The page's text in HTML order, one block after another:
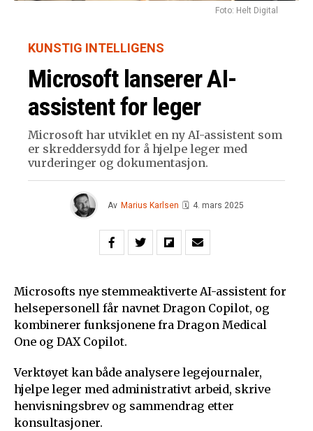
Foto: Helt Digital
KUNSTIG INTELLIGENS
Microsoft lanserer AI-
assistent for leger
Microsoft har utviklet en ny AI-assistent som
er skreddersydd for å hjelpe leger med
vurderinger og dokumentasjon.
Av Marius Karlsen 🗓 4. mars 2025
Microsofts nye stemmeaktiverte AI-assistent for
helsepersonell får navnet Dragon Copilot, og
kombinerer funksjonene fra Dragon Medical
One og DAX Copilot.
Verktøyet kan både analysere legejournaler,
hjelpe leger med administrativt arbeid, skrive
henvisningsbrev og sammendrag etter
konsultasjoner.